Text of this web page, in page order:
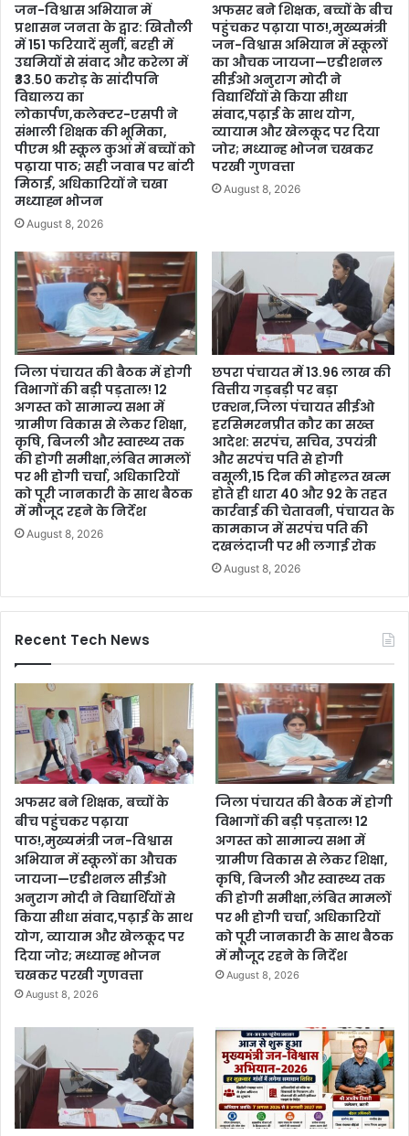
जन-विश्वास अभियान में
प्रशासन जनता के द्वार: खितौली
में 151 फरियादें सुनीं, बरही में
उद्यमियों से संवाद और करेला में
₹33.50 करोड़ के सांदीपनि
विद्यालय का
लोकार्पण,कलेक्टर-एसपी ने
संभाली शिक्षक की भूमिका,
पीएम श्री स्कूल कुआं में बच्चों को
पढ़ाया पाठ; सही जवाब पर बांटी
मिठाई, अधिकारियों ने चखा
मध्याह्न भोजन
August 8, 2026
अफसर बने शिक्षक, बच्चों के बीच
पहुंचकर पढ़ाया पाठ!,मुख्यमंत्री
जन-विश्वास अभियान में स्कूलों
का औचक जायजा—एडीशनल
सीईओ अनुराग मोदी ने
विद्यार्थियों से किया सीधा
संवाद,पढ़ाई के साथ योग,
व्यायाम और खेलकूद पर दिया
जोर; मध्यान्ह भोजन चखकर
परखी गुणवत्ता
August 8, 2026
जिला पंचायत की बैठक में होगी
विभागों की बड़ी पड़ताल! 12
अगस्त को सामान्य सभा में
ग्रामीण विकास से लेकर शिक्षा,
कृषि, बिजली और स्वास्थ्य तक
की होगी समीक्षा,लंबित मामलों
पर भी होगी चर्चा, अधिकारियों
को पूरी जानकारी के साथ बैठक
में मौजूद रहने के निर्देश
August 8, 2026
छपरा पंचायत में 13.96 लाख की
वित्तीय गड़बड़ी पर बड़ा
एक्शन,जिला पंचायत सीईओ
हरसिमरनप्रीत कौर का सख्त
आदेश: सरपंच, सचिव, उपयंत्री
और सरपंच पति से होगी
वसूली,15 दिन की मोहलत खत्म
होते ही धारा 40 और 92 के तहत
कार्रवाई की चेतावनी, पंचायत के
कामकाज में सरपंच पति की
दखलंदाजी पर भी लगाई रोक
August 8, 2026
Recent Tech News
अफसर बने शिक्षक, बच्चों के
बीच पहुंचकर पढ़ाया
पाठ!,मुख्यमंत्री जन-विश्वास
अभियान में स्कूलों का औचक
जायजा—एडीशनल सीईओ
अनुराग मोदी ने विद्यार्थियों से
किया सीधा संवाद,पढ़ाई के साथ
योग, व्यायाम और खेलकूद पर
दिया जोर; मध्यान्ह भोजन
चखकर परखी गुणवत्ता
August 8, 2026
जिला पंचायत की बैठक में होगी
विभागों की बड़ी पड़ताल! 12
अगस्त को सामान्य सभा में
ग्रामीण विकास से लेकर शिक्षा,
कृषि, बिजली और स्वास्थ्य तक
की होगी समीक्षा,लंबित मामलों
पर भी होगी चर्चा, अधिकारियों
को पूरी जानकारी के साथ बैठक
में मौजूद रहने के निर्देश
August 8, 2026